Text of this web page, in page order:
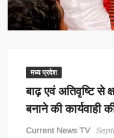
मध्य प्रदेश
बाढ़ एवं अतिवृष्टि से
बनाने की कार्यवाही
Current News TV